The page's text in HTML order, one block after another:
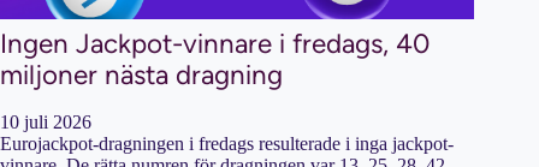
Ingen Jackpot-vinnare i fredags, 40
miljoner nästa dragning
10 juli 2026
Eurojackpot-dragningen i fredags resulterade i inga jackpot-